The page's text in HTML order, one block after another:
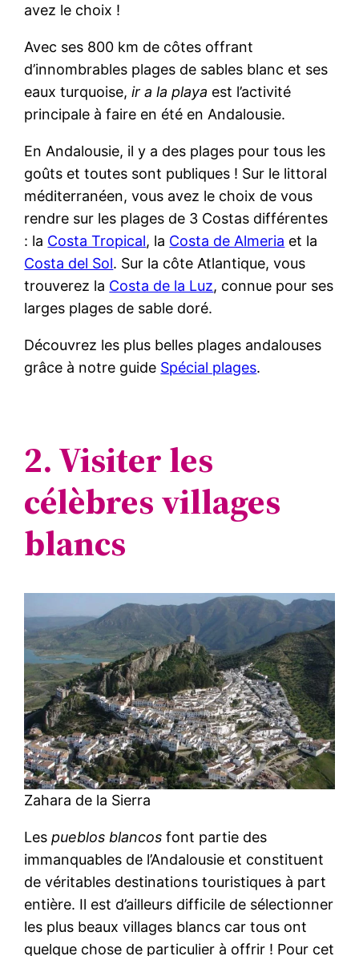
avez le choix !
Avec ses 800 km de côtes offrant
d’innombrables plages de sables blanc et ses
eaux turquoise,ir a la playa est l’activité
principale à faire en été en Andalousie.
En Andalousie, il y a des plages pour tous les
goûts et toutes sont publiques ! Sur le littoral
méditerranéen, vous avez le choix de vous
rendre sur les plages de 3 Costas différentes
: la Costa Tropical, la Costa de Almeria et la
Costa del Sol. Sur la côte Atlantique, vous
trouverez la Costa de la Luz, connue pour ses
larges plages de sable doré.
Découvrez les plus belles plages andalouses
grâce à notre guide Spécial plages.
2. Visiter les
célèbres villages
blancs
Zahara de la Sierra
Lespueblos blancos font partie des
immanquables de l’Andalousie et constituent
de véritables destinations touristiques à part
entière. Il est d’ailleurs difficile de sélectionner
les plus beaux villages blancs car tous ont
quelque chose de particulier à offrir ! Pour cet